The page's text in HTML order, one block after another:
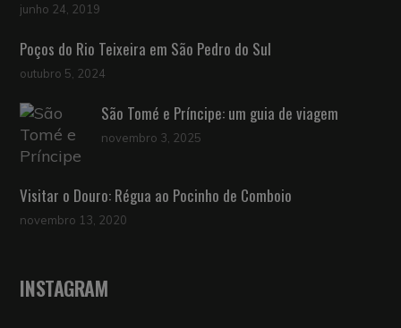
junho 24, 2019
Poços do Rio Teixeira em São Pedro do Sul
outubro 5, 2024
São Tomé e Príncipe: um guia de viagem
novembro 3, 2025
Visitar o Douro: Régua ao Pocinho de Comboio
novembro 13, 2020
INSTAGRAM